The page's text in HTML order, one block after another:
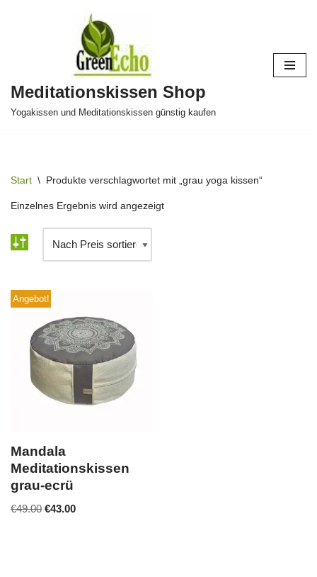
Meditationskissen Shop
Yogakissen und Meditationskissen günstig kaufen
Start \ Produkte verschlagwortet mit „grau yoga kissen“
Einzelnes Ergebnis wird angezeigt
Angebot!
Mandala
Meditationskissen
grau-ecrü
€49.00 €43.00